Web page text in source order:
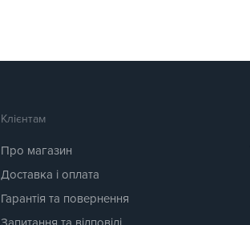
Клієнтам
Про магазин
Доставка і оплата
Гарантія та повернення